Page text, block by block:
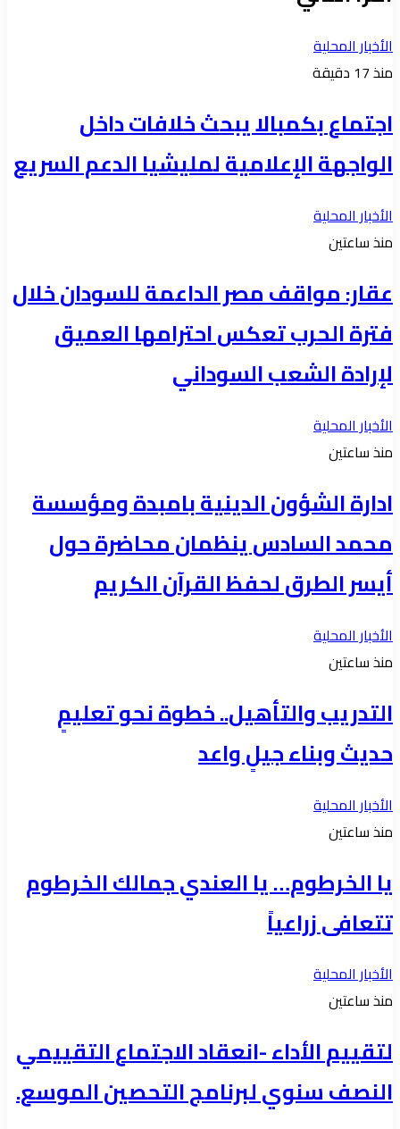
الأخبار المحلية
منذ 17 دقيقة
اجتماع بكمبالا يبحث خلافات داخل
الواجهة الإعلامية لمليشيا الدعم السريع
الأخبار المحلية
منذ ساعتين
عقار: مواقف مصر الداعمة للسودان خلال
فترة الحرب تعكس احترامها العميق
لإرادة الشعب السوداني
الأخبار المحلية
منذ ساعتين
ادارة الشؤون الدينية بامبدة ومؤسسة
محمد السادس ينظمان محاضرة حول
أيسر الطرق لحفظ القرآن الكريم
الأخبار المحلية
منذ ساعتين
التدريب والتأهيل.. خطوة نحو تعليمٍ
حديث وبناء جيلٍ واعد
الأخبار المحلية
منذ ساعتين
يا الخرطوم… يا العندي جمالك الخرطوم
تتعافى زراعياً
الأخبار المحلية
منذ ساعتين
لتقييم الأداء -انعقاد الاجتماع التقييمي
النصف سنوي لبرنامج التحصين الموسع.